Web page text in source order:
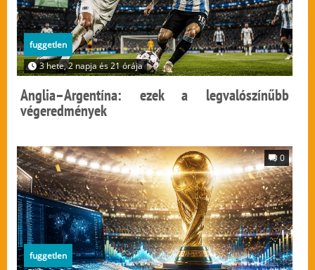
fuggetlen
3 hete, 2 napja és 21 órája
Anglia–Argentína: ezek a legvalószínűbb
végeredmények
0
fuggetlen